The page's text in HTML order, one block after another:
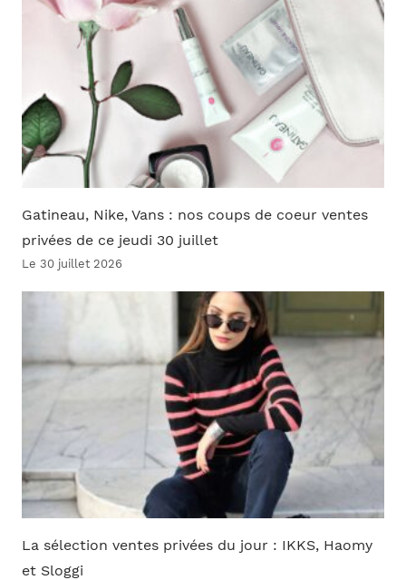
Gatineau, Nike, Vans : nos coups de coeur ventes
privées de ce jeudi 30 juillet
Le 30 juillet 2026
La sélection ventes privées du jour : IKKS, Haomy
et Sloggi